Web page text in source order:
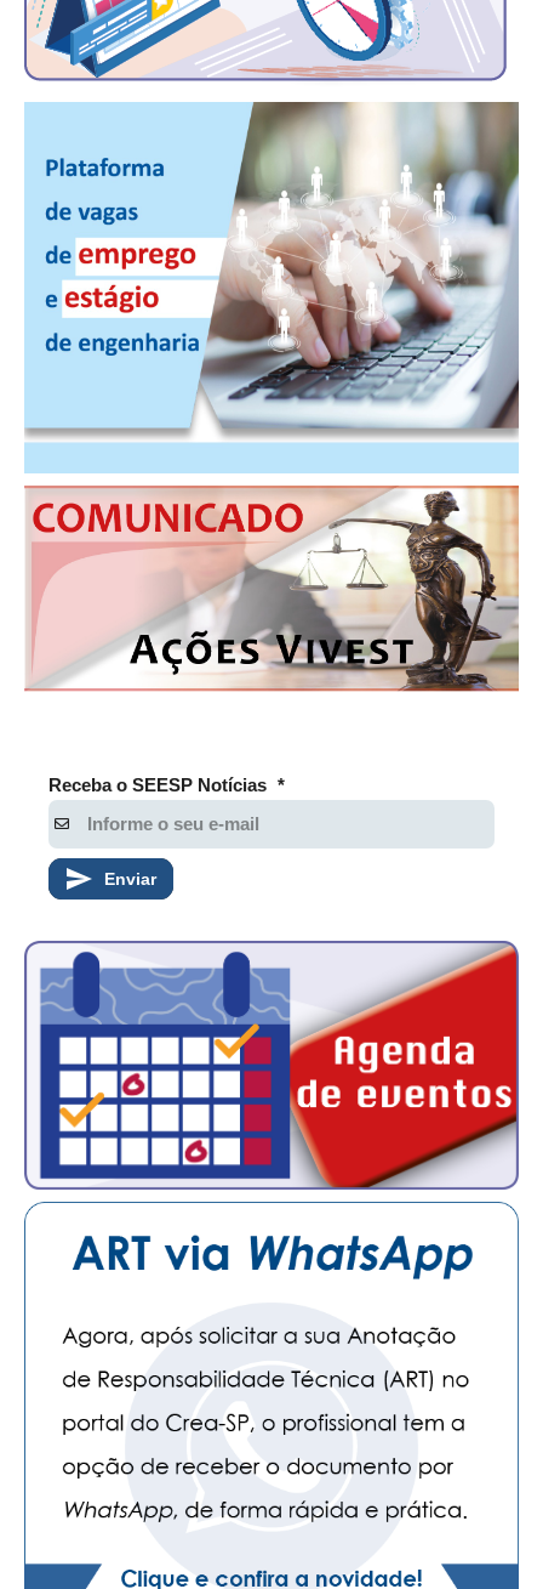
PUBLICIDADE
MANUAL DE REDAÇÃO
CONTATO
CADASTRO
ASSOCIE-SE
ATUALIZAÇÃO CADASTRAL
NÚCLEO JOVEM
Receba o SEESP Notícias *
Enviar